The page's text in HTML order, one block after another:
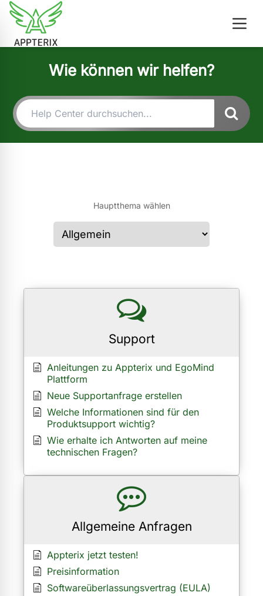
Wie können wir helfen?
Hauptthema wählen
Support
Anleitungen zu Appterix und EgoMind
Plattform
Neue Supportanfrage erstellen
Welche Informationen sind für den
Produktsupport wichtig?
Wie erhalte ich Antworten auf meine
technischen Fragen?
Allgemeine Anfragen
Appterix jetzt testen!
Preisinformation
Softwareüberlassungsvertrag (EULA)